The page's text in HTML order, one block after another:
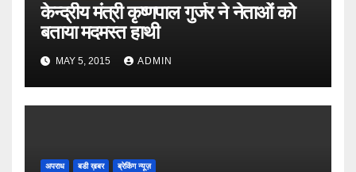
केन्द्रीय मंत्री कृष्णपाल गुर्जर ने नेताओं को
बताया मदमस्त हाथी
MAY 5, 2015 ADMIN
अपराध बडी ख़बर ब्रेकिंग न्यूज़